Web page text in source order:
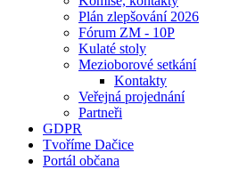
Plán zlepšování 2026
Fórum ZM - 10P
Kulaté stoly
Mezioborové setkání
Kontakty
Veřejná projednání
Partneři
GDPR
Tvoříme Dačice
Portál občana